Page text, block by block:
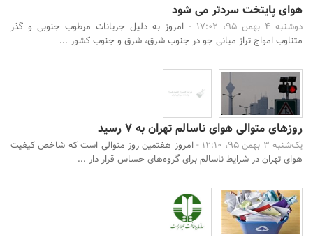
هوای پایتخت سردتر می شود
دوشنبه 4 بهمن 95، 17:02 -
امروز به دلیل جریانات مرطوب جنوبی و گذر
متناوب امواج تراز میانی جو در جنوب شرق، شرق و جنوب کشور ...
روزهای متوالی هوای ناسالم تهران به 7 رسید
یک‌شنبه 3 بهمن 95، 12:10 -
امروز هفتمین روز متوالی است که شاخص کیفیت
هوای تهران در شرایط ناسالم برای گروه‌های حساس قرار دار ...